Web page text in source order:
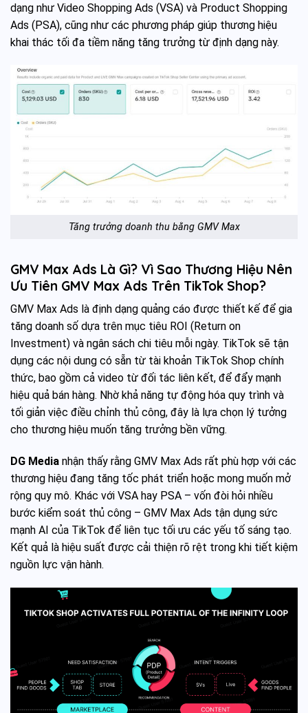
dạng như Video Shopping Ads (VSA) và Product Shopping
Ads (PSA), cũng như các phương pháp giúp thương hiệu
khai thác tối đa tiềm năng tăng trưởng từ định dạng này.
Tăng trưởng doanh thu bằng GMV Max
GMV Max Ads Là Gì? Vì Sao Thương Hiệu Nên
Ưu Tiên GMV Max Ads Trên TikTok Shop?
GMV Max Ads là định dạng quảng cáo được thiết kế để gia
tăng doanh số dựa trên mục tiêu ROI (Return on
Investment) và ngân sách chi tiêu mỗi ngày. TikTok sẽ tận
dụng các nội dung có sẵn từ tài khoản TikTok Shop chính
thức, bao gồm cả video từ đối tác liên kết, để đẩy mạnh
hiệu quả bán hàng. Nhờ khả năng tự động hóa quy trình và
tối giản việc điều chỉnh thủ công, đây là lựa chọn lý tưởng
cho thương hiệu muốn tăng trưởng bền vững.
DG Media nhận thấy rằng GMV Max Ads rất phù hợp với các
thương hiệu đang tăng tốc phát triển hoặc mong muốn mở
rộng quy mô. Khác với VSA hay PSA – vốn đòi hỏi nhiều
bước kiểm soát thủ công – GMV Max Ads tận dụng sức
mạnh AI của TikTok để liên tục tối ưu các yếu tố sáng tạo.
Kết quả là hiệu suất được cải thiện rõ rệt trong khi tiết kiệm
nguồn lực vận hành.